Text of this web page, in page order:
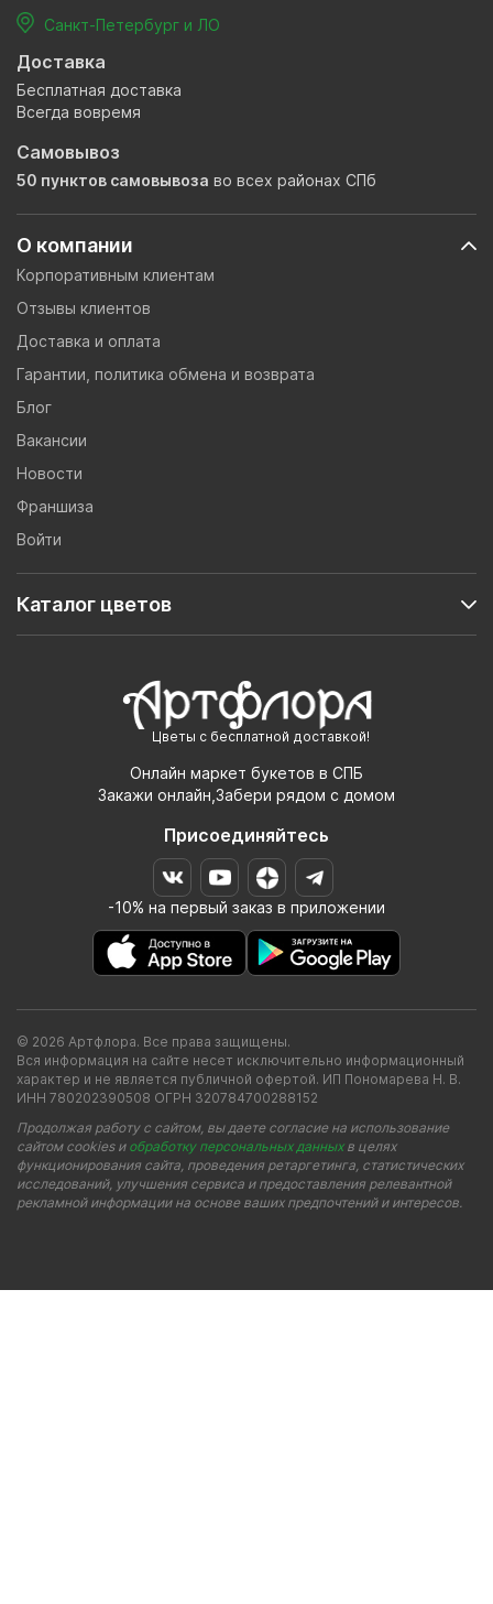
Цветы с бесплатной доставкой!
Онлайн маркет букетов в СПБ
Закажи онлайн,Забери рядом с домом
Присоединяйтесь
-10% на первый заказ в приложении
О компании
Корпоративным клиентам
Отзывы клиентов
Доставка и оплата
Гарантии, политика обмена и возврата
Блог
Вакансии
Новости
Франшиза
Войти
Каталог цветов
Санкт-Петербург и ЛО
Доставка
Бесплатная доставка
Всегда вовремя
Самовывоз
50 пунктов самовывоза во всех районах СПб
© 2026 Артфлора. Все права защищены.
Вся информация на сайте несет исключительно информационный
характер и не является публичной офертой. ИП Пономарева Н. В.
ИНН 780202390508 ОГРН 320784700288152
Продолжая работу с сайтом, вы даете согласие на использование
сайтом cookies и обработку персональных данныхв целях
функционирования сайта, проведения ретаргетинга, статистических
исследований, улучшения сервиса и предоставления релевантной
рекламной информации на основе ваших предпочтений и интересов.